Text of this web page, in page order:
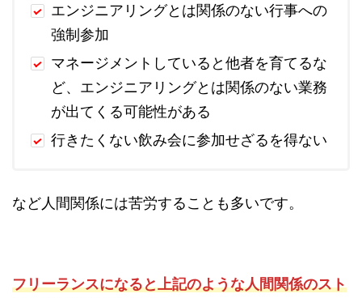
エンジニアリングとは関係のない行事への
強制参加
マネージメントしていると他者を育てるな
ど、エンジニアリングとは関係のない業務
が出てくる可能性がある
行きたくない飲み会に参加せざるを得ない
など人間関係には苦労することも多いです。
フリーランスになると上記のような人間関係のスト